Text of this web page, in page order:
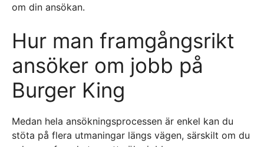
om din ansökan.
Hur man framgångsrikt
ansöker om jobb på
Burger King
Medan hela ansökningsprocessen är enkel kan du
stöta på flera utmaningar längs vägen, särskilt om du